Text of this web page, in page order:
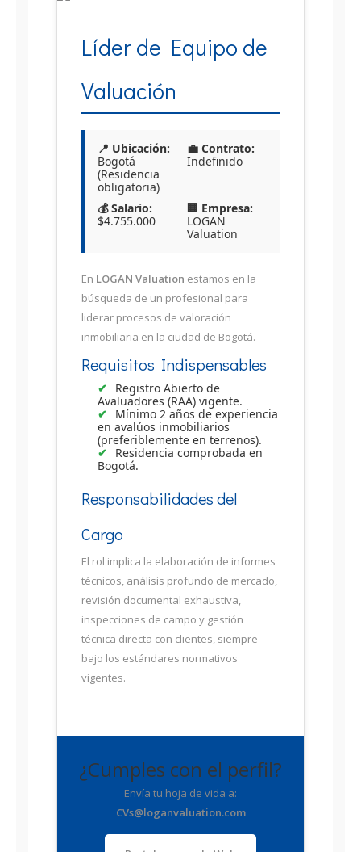
Líder de Equipo de
Valuación
📍 Ubicación:
Bogotá
(Residencia
obligatoria)
💼 Contrato:
Indefinido
💰 Salario:
$4.755.000
🏢 Empresa:
LOGAN
Valuation
En LOGAN Valuation estamos en la
búsqueda de un profesional para
liderar procesos de valoración
inmobiliaria en la ciudad de Bogotá.
Requisitos Indispensables
Registro Abierto de
Avaluadores (RAA) vigente.
Mínimo 2 años de experiencia
en avalúos inmobiliarios
(preferiblemente en terrenos).
Residencia comprobada en
Bogotá.
Responsabilidades del
Cargo
El rol implica la elaboración de informes
técnicos, análisis profundo de mercado,
revisión documental exhaustiva,
inspecciones de campo y gestión
técnica directa con clientes, siempre
bajo los estándares normativos
vigentes.
¿Cumples con el perfil?
Envía tu hoja de vida a:
CVs@loganvaluation.com